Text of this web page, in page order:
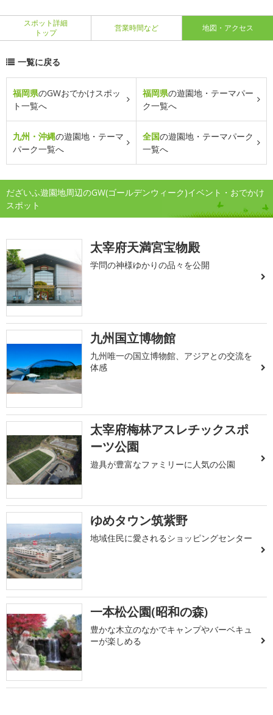
スポット詳細
トップ
営業時間など 地図・アクセス
一覧に戻る
福岡県のGWおでかけスポッ
ト一覧へ
福岡県の遊園地・テーマパー
ク一覧へ
九州・沖縄の遊園地・テーマ
パーク一覧へ
全国の遊園地・テーマパーク
一覧へ
だざいふ遊園地周辺のGW(ゴールデンウィーク)イベント・おでかけ
スポット
太宰府天満宮宝物殿
学問の神様ゆかりの品々を公開
九州国立博物館
九州唯一の国立博物館、アジアとの交流を
体感
太宰府梅林アスレチックスポ
ーツ公園
遊具が豊富なファミリーに人気の公園
ゆめタウン筑紫野
地域住民に愛されるショッピングセンター
一本松公園(昭和の森)
豊かな木立のなかでキャンプやバーベキュ
ーが楽しめる